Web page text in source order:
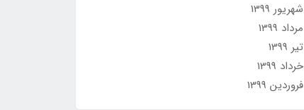
شهریور 1399
مرداد 1399
تير 1399
خرداد 1399
فروردین 1399